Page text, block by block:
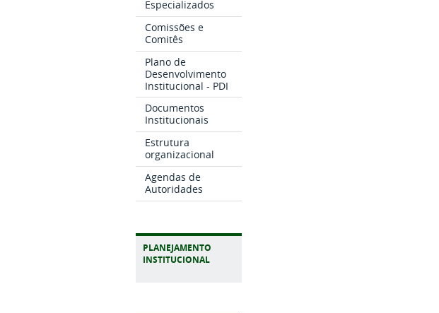
Especializados
Comissões e
Comitês
Plano de
Desenvolvimento
Institucional - PDI
Documentos
Institucionais
Estrutura
organizacional
Agendas de
Autoridades
PLANEJAMENTO
INSTITUCIONAL